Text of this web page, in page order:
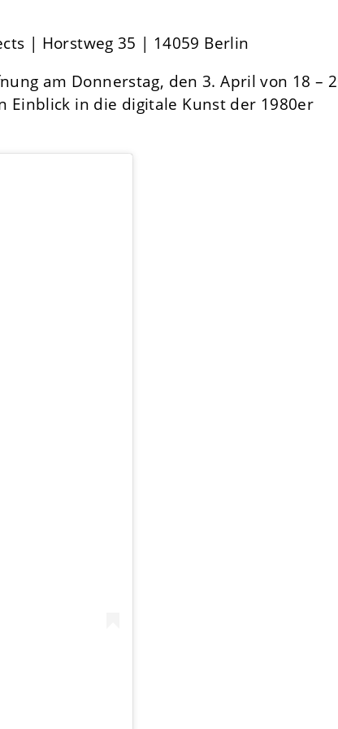
| Horstweg 35 | 14059 Berlin
am Donnerstag, den 3. April von 18 –
Einblick in die digitale Kunst der 1980er